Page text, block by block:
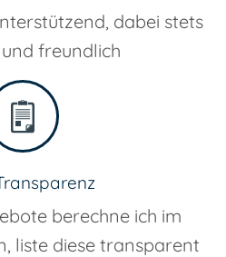
dabei stets
freundlich
berechne ich im
liste diese transparent